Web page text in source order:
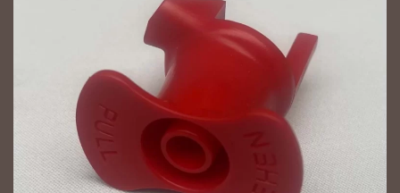
NAGYÍT